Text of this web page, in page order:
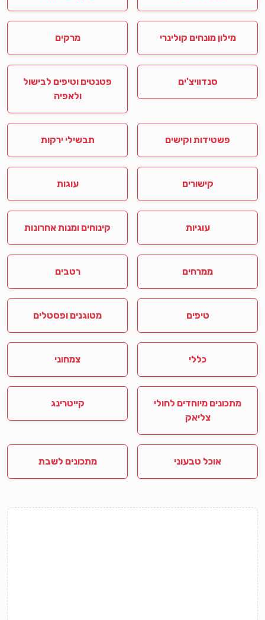
מילון מונחים קולינרי מרקים
סנדוויצ'ים
פטנטים וטיפים לבישול
ולאפיה
פשטידות וקישים תבשילי ירקות
קישורים עוגות
עוגיות קינוחים ומנות אחרונות
ממרחים רטבים
טיפים מטוגנים ופסטלים
כללי צמחוני
מתכונים מיוחדים לחולי
צליאק
קייטרינג
אוכל טבעוני מתכונים לשבת